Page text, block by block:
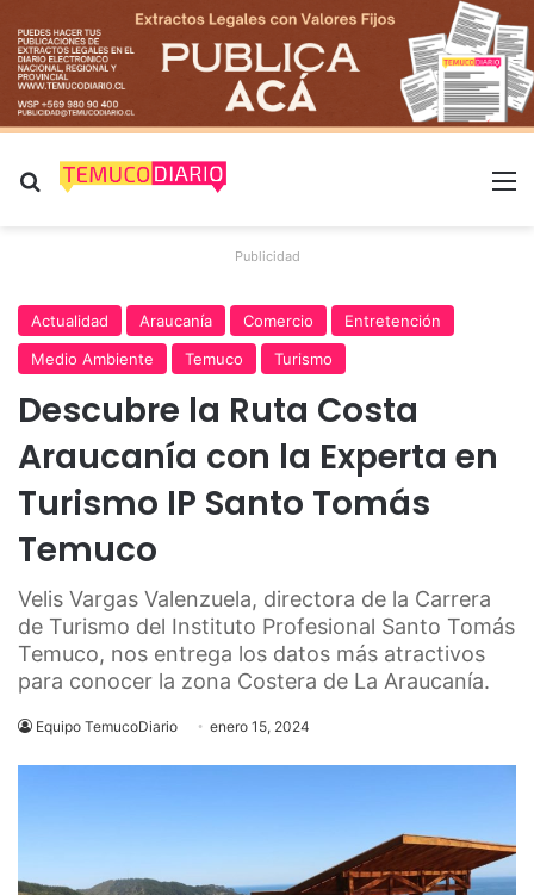
Buscar por
Publicidad
Actualidad Araucanía Comercio
Entretención
Medio Ambiente
Temuco Turismo
Descubre la Ruta Costa
Araucanía con la Experta en
Turismo IP Santo Tomás
Temuco
Velis Vargas Valenzuela, directora de la Carrera
de Turismo del Instituto Profesional Santo Tomás
Temuco, nos entrega los datos más atractivos
para conocer la zona Costera de La Araucanía.
Equipo TemucoDiario enero 15, 2024